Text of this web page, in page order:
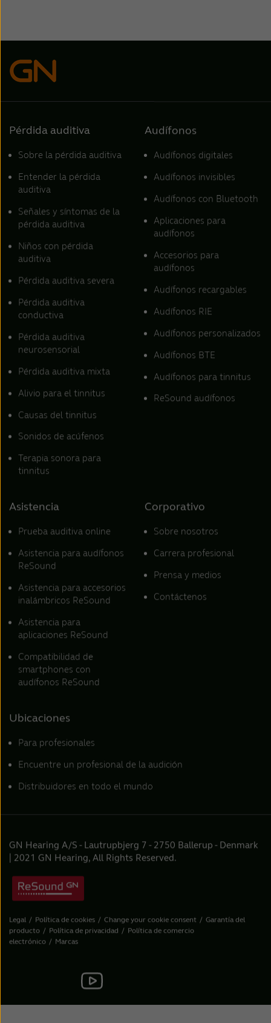
Pérdida auditiva
Sobre la pérdida auditiva
Entender la pérdida
auditiva
Señales y síntomas de la
pérdida auditiva
Niños con pérdida
auditiva
Pérdida auditiva severa
Pérdida auditiva
conductiva
Pérdida auditiva
neurosensorial
Pérdida auditiva mixta
Alivio para el tinnitus
Causas del tinnitus
Sonidos de acúfenos
Terapia sonora para
tinnitus
Audífonos
Audífonos digitales
Audífonos invisibles
Audífonos con Bluetooth
Aplicaciones para
audífonos
Accesorios para
audífonos
Audífonos recargables
Audífonos RIE
Audífonos personalizados
Audífonos BTE
Audífonos para tinnitus
ReSound audífonos
Asistencia
Prueba auditiva online
Asistencia para audífonos
ReSound
Asistencia para accesorios
inalámbricos ReSound
Asistencia para
aplicaciones ReSound
Compatibilidad de
smartphones con
audífonos ReSound
Corporativo
Sobre nosotros
Carrera profesional
Prensa y medios
Contáctenos
Ubicaciones
Para profesionales
Encuentre un profesional de la audición
Distribuidores en todo el mundo
GN Hearing A/S - Lautrupbjerg 7 - 2750 Ballerup - Denmark
| 2021 GN Hearing, All Rights Reserved.
Legal Política de cookies Change your cookie consent
Garantía del
producto
Política de privacidad
Política de comercio
electrónico
Marcas